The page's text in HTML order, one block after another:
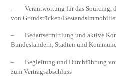
– Verantwortung für das Sourcing,
von Grundstücken/
– Bedarfsermittlung und aktive
Bundesländern, Städten und
– Begleitung und Durchführung von
zum Vertragsabschluss